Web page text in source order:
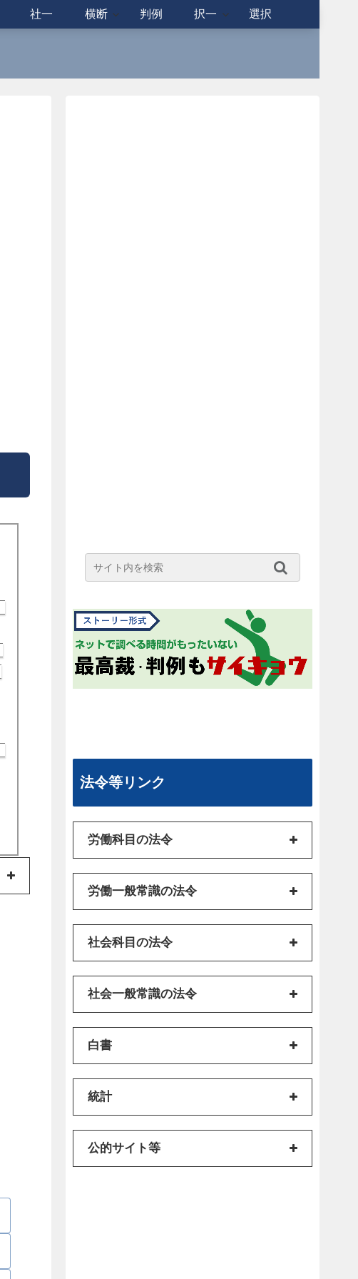
社一 横断 判例 択一 選択
法令等リンク
労働科目の法令
労働一般常識の法令
社会科目の法令
社会一般常識の法令
白書
統計
公的サイト等